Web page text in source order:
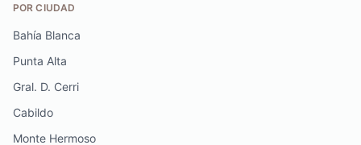
POR CIUDAD
Bahía Blanca
Punta Alta
Gral. D. Cerri
Cabildo
Monte Hermoso